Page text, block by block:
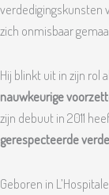
verdedigingskunsten
zich onmisbaar
Hij blinkt uit in zijn rol
nauwkeurige
zijn debuut in 2011
gerespecteerde
Geboren in